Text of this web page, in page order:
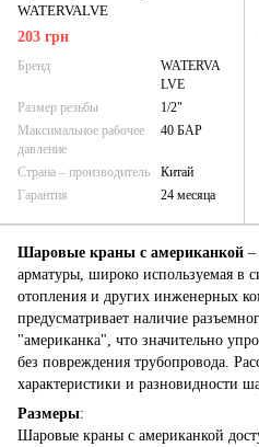
WATERVALVE
203 грн
Бренд
WATERVA
LVE
Размер резьбы
1/2"
Максимальное рабочее
давление
40 БАР
Страна – производитель
Китай
Гарантия
24 месяца
Шаровые краны с американкой –
арматуры, широко используемая в
отопления и других инженерных
предусматривает наличие
"американка", что значительно
без повреждения трубопровода.
характеристики и разновидности
Размеры:
Шаровые краны с американкой